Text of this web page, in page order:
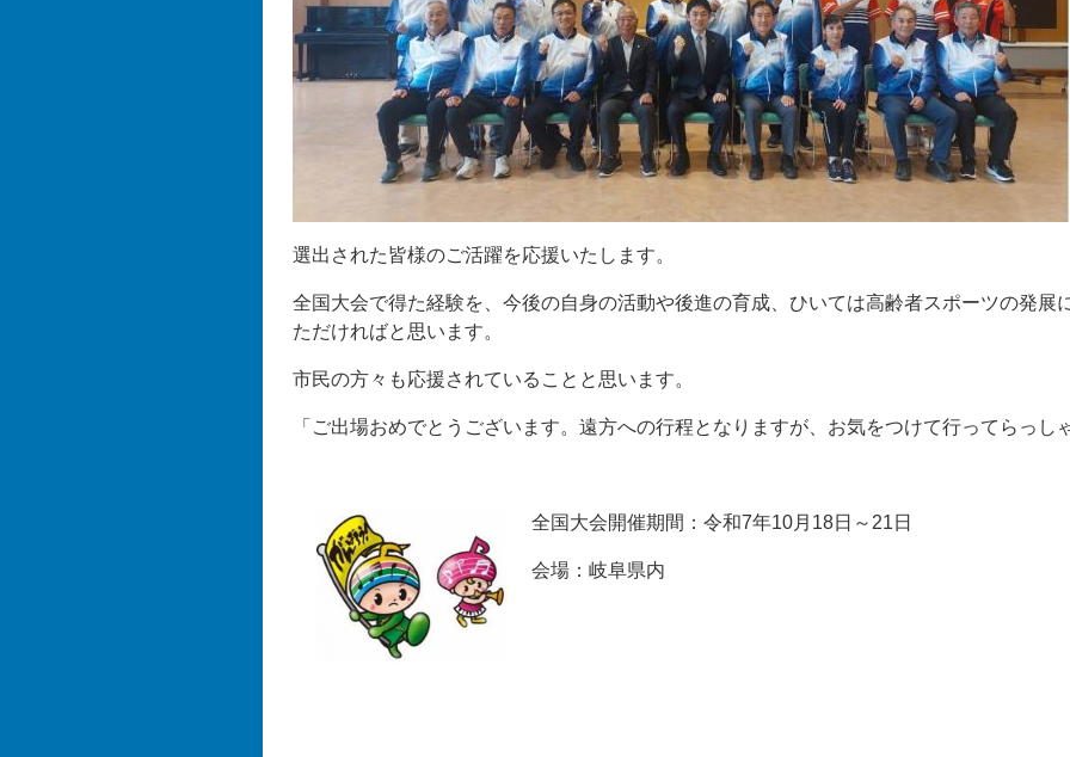
選出された皆様のご活躍を応援いたします。
全国大会で得た経験を、今後の自身の活動や後進の育成、ひいては高齢者スポーツの発展
ただければと思います。
市民の方々も応援されていることと思います。
「ご出場おめでとうございます。遠方への行程となりますが、お気をつけて行ってらっし
​全国大会開催期間：令和7年10月18日～21日
会場：岐阜県内